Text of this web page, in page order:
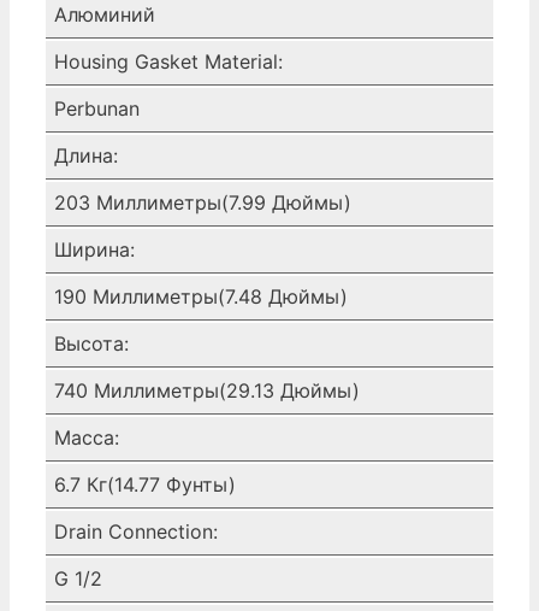
Алюминий
Housing Gasket Material:
Perbunan
Длина:
203 Миллиметры(7.99 Дюймы)
Ширина:
190 Миллиметры(7.48 Дюймы)
Высота:
740 Миллиметры(29.13 Дюймы)
Масса:
6.7 Кг(14.77 Фунты)
Drain Connection:
G 1/2